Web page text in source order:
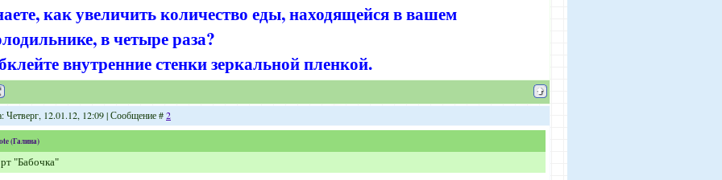
как увеличить количество еды, находящейся в вашем
в четыре раза?
внутренние стенки зеркальной пленкой.
Четверг, 12.01.12, 12:09 | Сообщение #2
(Галина)
"Бабочка"